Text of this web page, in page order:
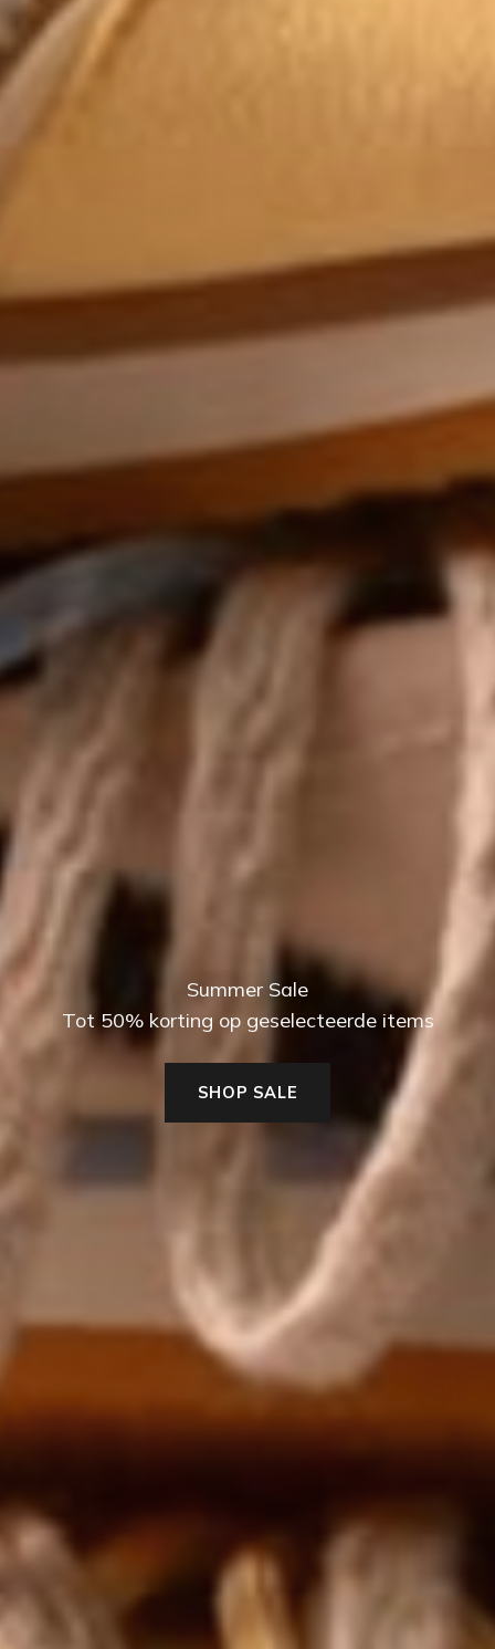
Summer Sale
Tot 50% korting op geselecteerde items
SHOP SALE